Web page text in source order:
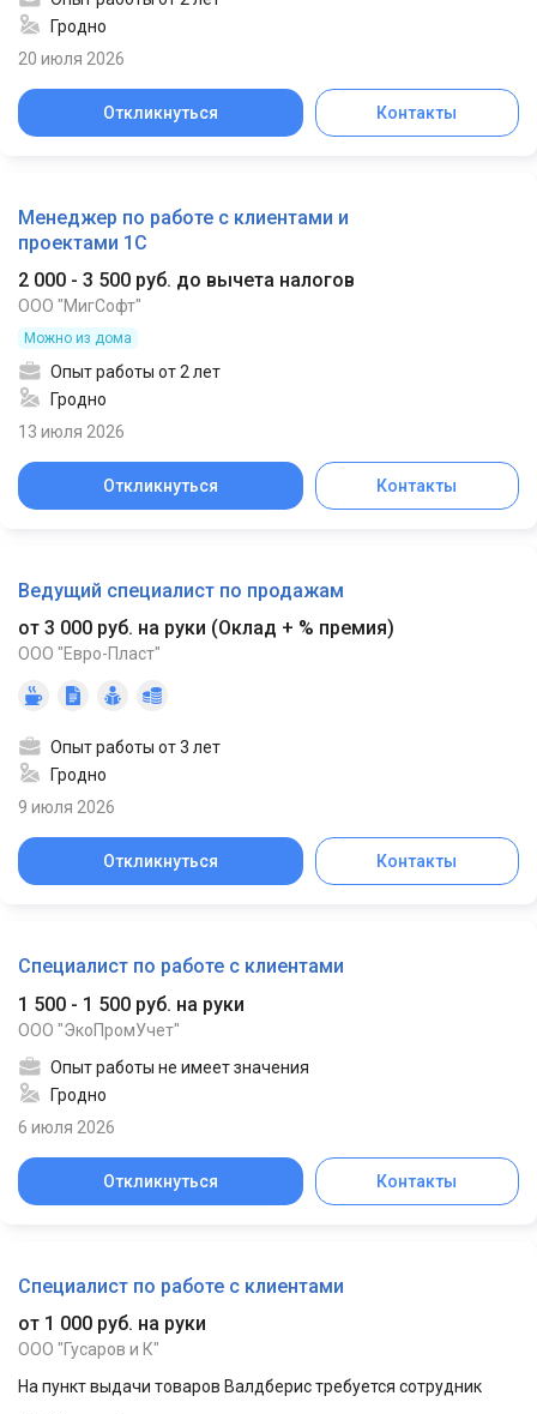
Гродно
20 июля 2026
Откликнуться Контакты
Менеджер по работе с клиентами и
проектами 1С
2 000 - 3 500 руб. до вычета налогов
ООО "МигСофт"
Можно из дома
Опыт работы от 2 лет
Гродно
13 июля 2026
Откликнуться Контакты
Ведущий специалист по продажам
от 3 000 руб. на руки (Оклад + % премия)
ООО "Евро-Пласт"
Опыт работы от 3 лет
Гродно
9 июля 2026
Откликнуться Контакты
Специалист по работе с клиентами
1 500 - 1 500 руб. на руки
ООО "ЭкоПромУчет"
Опыт работы не имеет значения
Гродно
6 июля 2026
Откликнуться Контакты
Специалист по работе с клиентами
от 1 000 руб. на руки
ООО "Гусаров и К"
На пункт выдачи товаров Валдберис требуется сотрудник